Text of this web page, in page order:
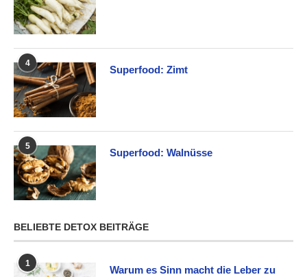
4
Superfood: Zimt
5
Superfood: Walnüsse
BELIEBTE DETOX BEITRÄGE
1
Warum es Sinn macht die Leber zu